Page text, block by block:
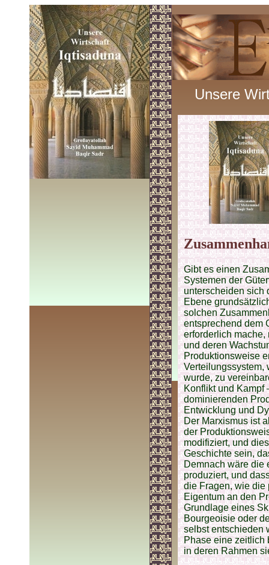
Unsere
Gibt es einen
Systemen der
unterscheiden sich
Ebene
solchen
entsprechend dem
erforderlich
und deren
Produktionsweise
Verteilungssystem,
wurde, zu
Konflikt und Kampf
dominierenden
Entwicklung und
Der Marxismus ist
der
modifiziert, und
Geschichte sein,
Demnach wäre die
produziert, und
die Fragen, wie die
Eigentum an den
Grundlage eines
Bourgeoisie oder
selbst entschieden
Phase eine zeitlich
in deren Rahmen